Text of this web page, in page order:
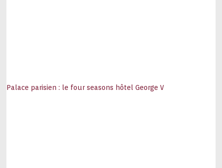
Palace parisien : le four seasons hôtel George V